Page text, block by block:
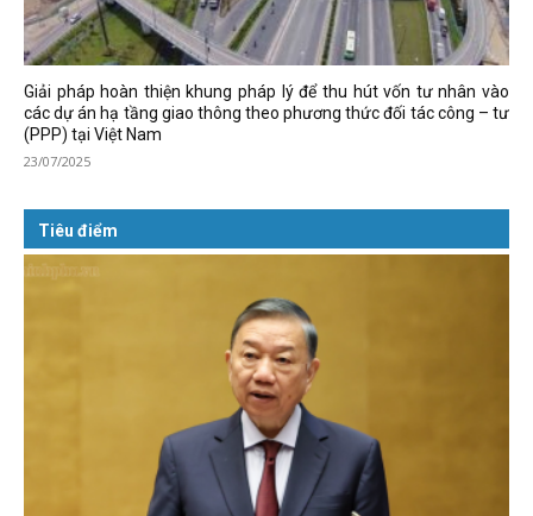
Giải pháp hoàn thiện khung pháp lý để thu hút vốn tư nhân vào
các dự án hạ tầng giao thông theo phương thức đối tác công – tư
(PPP) tại Việt Nam
23/07/2025
Tiêu điểm